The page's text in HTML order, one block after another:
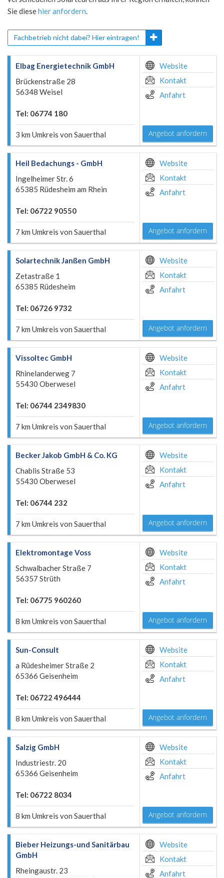
Sie diesehier anfordern.
Fachbetrieb nicht dabei? Hier eintragen!
Elbag Energietechnik GmbH
Brückenstraße 28
56348 Weisel
Tel: 06774 180
3 km Umkreis von Sauerthal
Website
Kontakt
Anfahrt
Angebot anfordern
Heil Bedachungs - GmbH
Ingelheimer Str. 6
65385 Rüdesheim am Rhein
Tel: 06722 90550
7 km Umkreis von Sauerthal
Website
Kontakt
Anfahrt
Angebot anfordern
Solartechnik Janßen GmbH
Zetastraße 1
65385 Rüdesheim
Tel: 06726 9732
7 km Umkreis von Sauerthal
Website
Kontakt
Anfahrt
Angebot anfordern
Vissoltec GmbH
Rhinelanderweg 7
55430 Oberwesel
Tel: 06744 2349830
7 km Umkreis von Sauerthal
Website
Kontakt
Anfahrt
Angebot anfordern
Becker Jakob GmbH & Co. KG
Chablis Straße 53
55430 Oberwesel
Tel: 06744 232
7 km Umkreis von Sauerthal
Website
Kontakt
Anfahrt
Angebot anfordern
Elektromontage Voss
Schwalbacher Straße 7
56357 Strüth
Tel: 06775 960260
8 km Umkreis von Sauerthal
Website
Kontakt
Anfahrt
Angebot anfordern
Sun-Consult
a Rüdesheimer Straße 2
65366 Geisenheim
Tel: 06722 496444
8 km Umkreis von Sauerthal
Website
Kontakt
Anfahrt
Angebot anfordern
Salzig GmbH
Industriestr. 20
65366 Geisenheim
Tel: 06722 8034
8 km Umkreis von Sauerthal
Website
Kontakt
Anfahrt
Angebot anfordern
Bieber Heizungs-und Sanitärbau
GmbH
Rheingaustr. 23
Website
Kontakt
Anfahrt